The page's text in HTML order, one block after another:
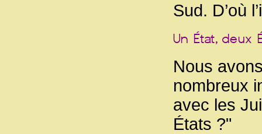
Sud. D’où
Nous
nombreux
avec les
États ?"